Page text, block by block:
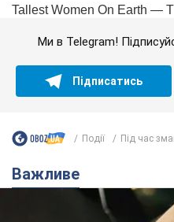
Ми в Telegram!
Підписатись
Події Під час
Важливе